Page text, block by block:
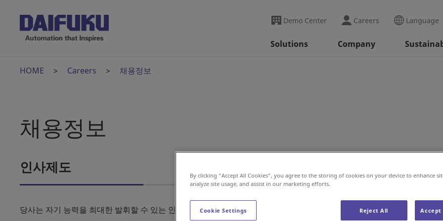
Demo Center Careers Language
Solutions Company
HOME Careers 채용정보
채용정보
인사제도
당사는 자기 능력을 최대한 발휘할 수 있는 인사제도를 지원하고 있습니다.
By clicking “Accept All Cookies”, you agree to the storing of cookies on your device to enhance
analyze site usage, and assist in our marketing efforts.
Cookie Settings Reject All Accept